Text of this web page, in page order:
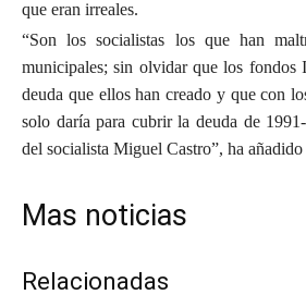
que eran irreales.
“Son los socialistas los que han
municipales; sin olvidar que los fondos
deuda que ellos han creado y que con
solo daría para cubrir la deuda de
del socialista Miguel Castro”, ha
Mas noticias
Relacionadas